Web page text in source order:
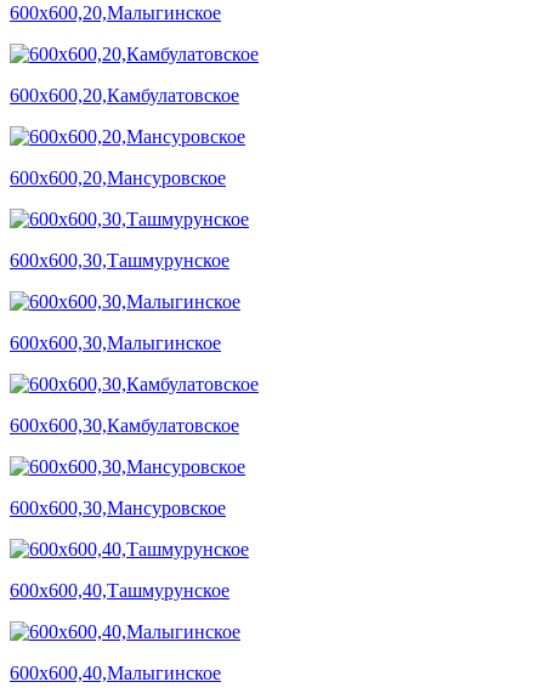
600х600,20,Малыгинское
600х600,20,Камбулатовское
600х600,20,Мансуровское
600х600,30,Ташмурунское
600х600,30,Малыгинское
600х600,30,Камбулатовское
600х600,30,Мансуровское
600х600,40,Ташмурунское
600х600,40,Малыгинское